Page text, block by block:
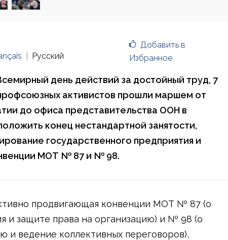
Добавить в
Избранное
Русский
день действий за достойный труд, 7
активистов прошли маршем от
до офиса представительства ООН в
конец нестандартной занятости,
государственного предприятия и
МОТ № 87 и № 98.
продвигающая конвенции МОТ № 87 (о
и защите права на организацию) и № 98 (о
и ведение коллективных переговоров),